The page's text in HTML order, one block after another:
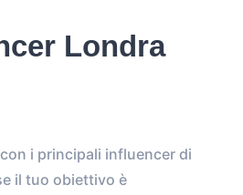
Londra
i principali influencer di
il tuo obiettivo è